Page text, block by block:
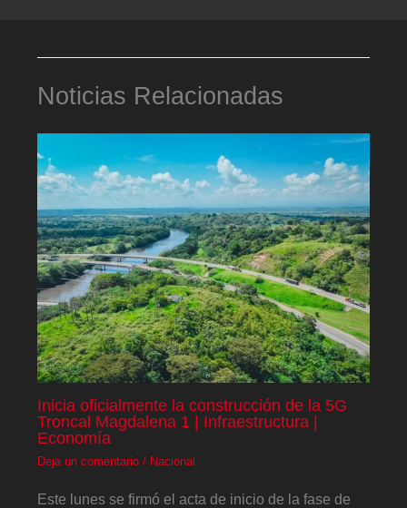
Noticias Relacionadas
Inicia oficialmente la construcción de la 5G
Troncal Magdalena 1 | Infraestructura |
Economía
Deja un comentario / Nacional
Este lunes se firmó el acta de inicio de la fase de